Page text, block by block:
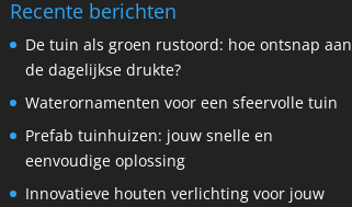
Recente berichten
De tuin als groen rustoord: hoe ontsnap aan
de dagelijkse drukte?
Waterornamenten voor een sfeervolle tuin
Prefab tuinhuizen: jouw snelle en
eenvoudige oplossing
Innovatieve houten verlichting voor jouw